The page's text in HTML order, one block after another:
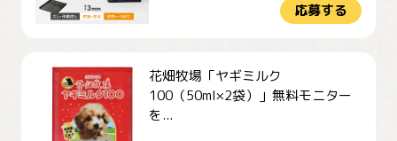
応募する
花畑牧場「ヤギミルク
100（50ml×2袋）」無料モニター
を...